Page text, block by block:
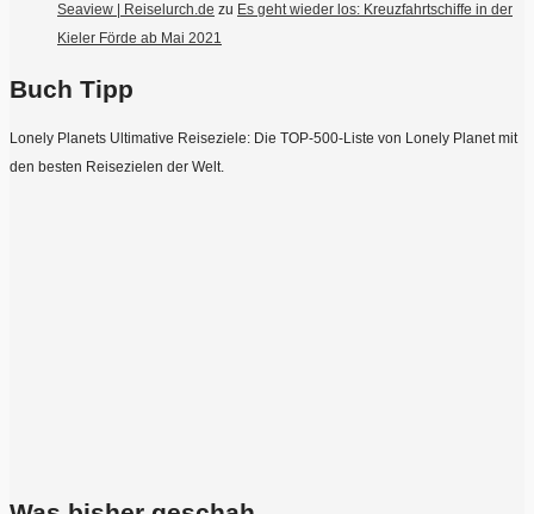
Seaview | Reiselurch.de zu Es geht wieder los: Kreuzfahrtschiffe in der
Kieler Förde ab Mai 2021
Buch Tipp
Lonely Planets Ultimative Reiseziele: Die TOP-500-Liste von Lonely Planet mit
den besten Reisezielen der Welt.